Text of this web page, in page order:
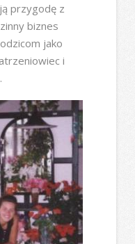
przygodę z
biznes
jako
i